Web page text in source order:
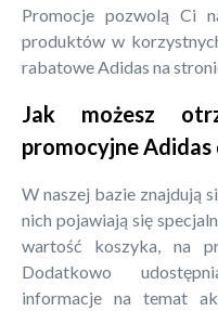
Promocje pozwolą Ci
produktów w
rabatowe Adidas na
Jak możesz
promocyjne Adidas
W naszej bazie znajdują
nich pojawiają się
wartość koszyka, na
Dodatkowo
informacje na temat